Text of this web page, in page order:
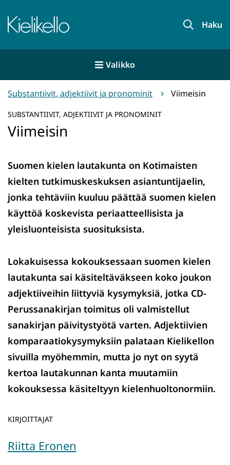
sisältöön
Etusivu Haku
Valikko
Substantiivit, adjektiivit ja pronominit Viimeisin
SUBSTANTIIVIT, ADJEKTIIVIT JA PRONOMINIT
Viimeisin
Suomen kielen lautakunta on Kotimaisten
kielten tutkimuskeskuksen asiantuntijaelin,
jonka tehtäviin kuuluu päättää suomen kielen
käyttöä koskevista periaatteellisista ja
yleisluonteisista suosituksista.
Lokakuisessa kokouksessaan suomen kielen
lautakunta sai käsiteltäväkseen koko joukon
adjektiiveihin liittyviä kysymyksiä, jotka CD-
Perussanakirjan toimitus oli valmistellut
sanakirjan päivitystyötä varten. Adjektiivien
komparaatiokysymyksiin palataan Kielikellon
sivuilla myöhemmin, mutta jo nyt on syytä
kertoa lautakunnan kanta muutamiin
kokouksessa käsiteltyyn kielenhuoltonormiin.
KIRJOITTAJAT
Riitta Eronen